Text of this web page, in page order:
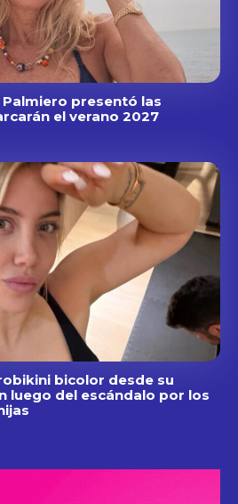
Palmiero presentó las
el verano 2027
bicolor desde su
luego del escándalo por los